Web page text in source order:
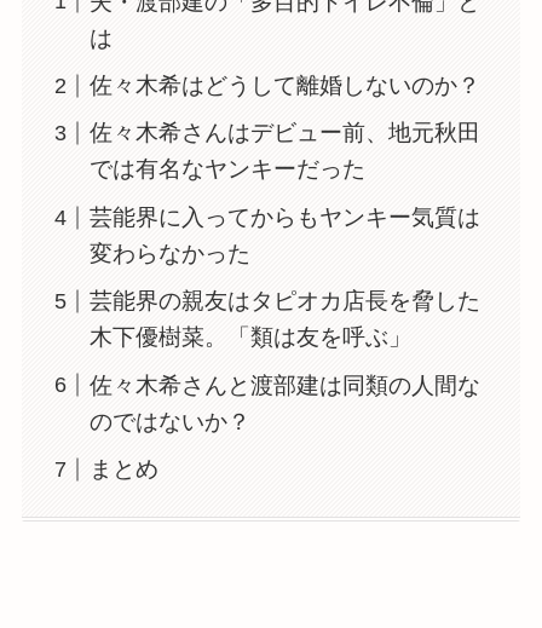
は
佐々木希はどうして離婚しないのか？
佐々木希さんはデビュー前、地元秋田
では有名なヤンキーだった
芸能界に入ってからもヤンキー気質は
変わらなかった
芸能界の親友はタピオカ店長を脅した
木下優樹菜。「類は友を呼ぶ」
佐々木希さんと渡部建は同類の人間な
のではないか？
まとめ